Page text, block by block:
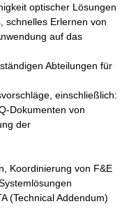
optischer Lösungen
schnelles Erlernen von
auf das
Abteilungen für
einschließlich:
Dokumenten von
der
Koordinierung von F&E
(Technical Addendum)